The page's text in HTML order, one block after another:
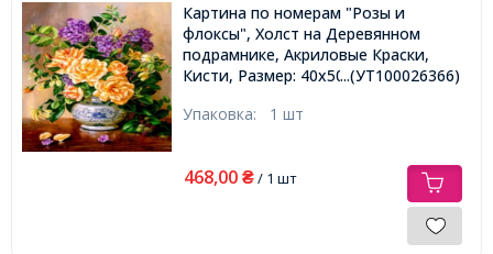
Картина по номерам "Розы и
флоксы", Холст на Деревянном
подрамнике, Акриловые Краски,
Кисти, Размер: 40х50см,...(УТ100026366)
Упаковка: 1 шт
468,00 ₴/ 1 шт